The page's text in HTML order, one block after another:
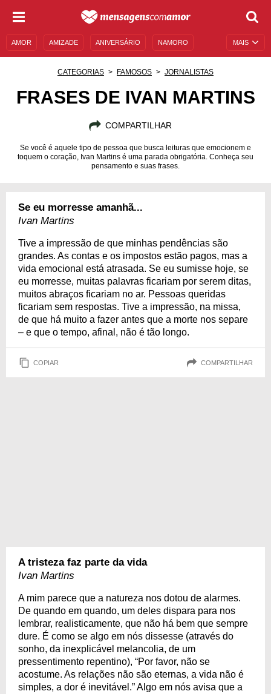
MAIS
AMOR AMIZADE ANIVERSÁRIO NAMORO
CATEGORIAS FAMOSOS JORNALISTAS
FRASES DE IVAN MARTINS
COMPARTILHAR
Se você é aquele tipo de pessoa que busca leituras que emocionem e
toquem o coração, Ivan Martins é uma parada obrigatória. Conheça seu
pensamento e suas frases.
Se eu morresse amanhã...
Ivan Martins
Tive a impressão de que minhas pendências são
grandes. As contas e os impostos estão pagos, mas a
vida emocional está atrasada. Se eu sumisse hoje, se
eu morresse, muitas palavras ficariam por serem ditas,
muitos abraços ficariam no ar. Pessoas queridas
ficariam sem respostas. Tive a impressão, na missa,
de que há muito a fazer antes que a morte nos separe
– e que o tempo, afinal, não é tão longo.
COPIAR COMPARTILHAR
A tristeza faz parte da vida
Ivan Martins
A mim parece que a natureza nos dotou de alarmes.
De quando em quando, um deles dispara para nos
lembrar, realisticamente, que não há bem que sempre
dure. É como se algo em nós dissesse (através do
sonho, da inexplicável melancolia, de um
pressentimento repentino), “Por favor, não se
acostume. As relações não são eternas, a vida não é
simples, a dor é inevitável.” Algo em nós avisa que a